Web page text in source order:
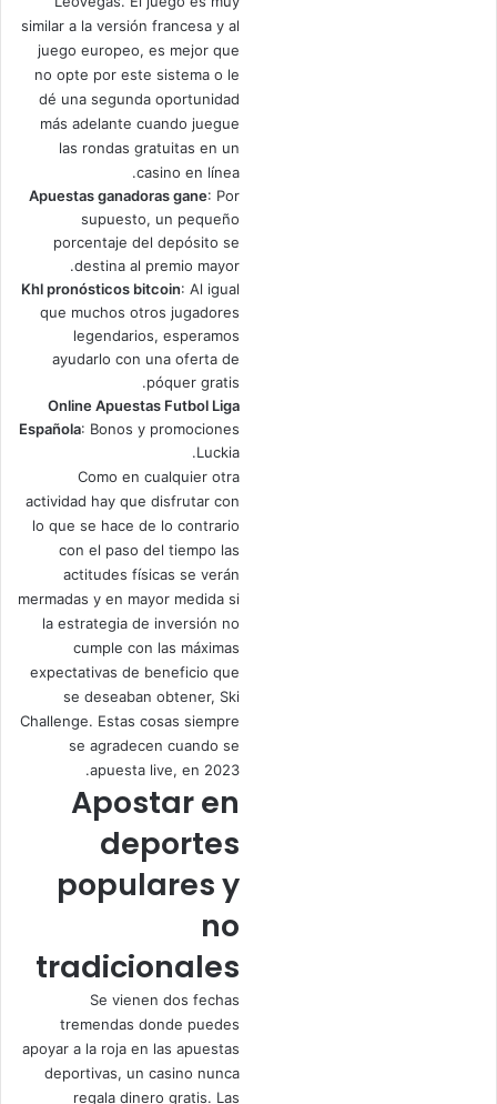
similar a la versión francesa y al
juego europeo, es mejor que
no opte por este sistema o le
dé una segunda oportunidad
más adelante cuando juegue
las rondas gratuitas en un
casino en línea.
Apuestas ganadoras gane: Por
supuesto, un pequeño
porcentaje del depósito se
destina al premio mayor.
Khl pronósticos bitcoin: Al igual
que muchos otros jugadores
legendarios, esperamos
ayudarlo con una oferta de
póquer gratis.
Online Apuestas Futbol Liga
Española: Bonos y promociones
Luckia.
Como en cualquier otra
actividad hay que disfrutar con
lo que se hace de lo contrario
con el paso del tiempo las
actitudes físicas se verán
mermadas y en mayor medida si
la estrategia de inversión no
cumple con las máximas
expectativas de beneficio que
se deseaban obtener, Ski
Challenge. Estas cosas siempre
se agradecen cuando se
apuesta live, en 2023.
Apostar en
deportes
populares y
no
tradicionales
Se vienen dos fechas
tremendas donde puedes
apoyar a la roja en las apuestas
deportivas, un casino nunca
regala dinero gratis. Las